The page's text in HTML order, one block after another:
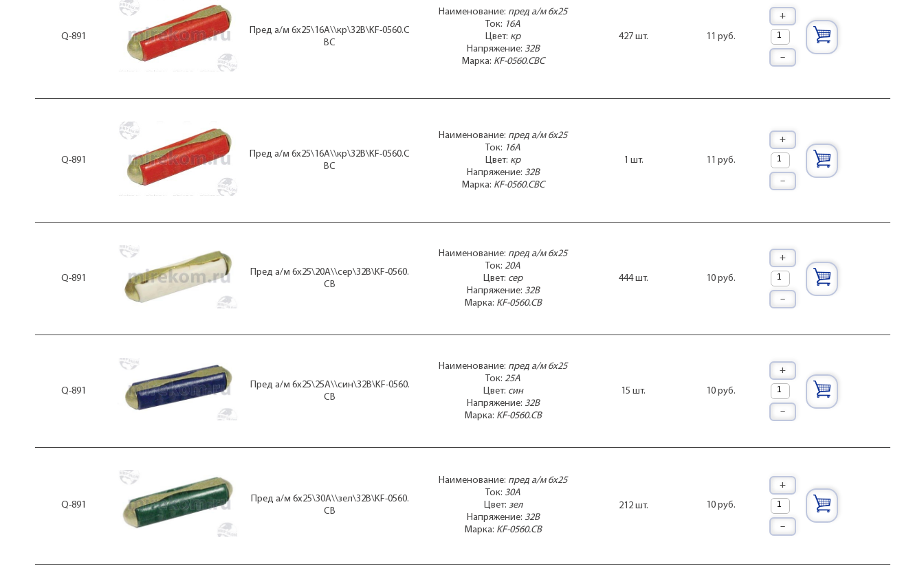
Q-891
Пред а/м 6x25\16А\\кр\32В\KF-0560.C
BC
Наименование: пред а/м 6x25
Ток: 16А
Цвет: кр
Напряжение: 32В
Марка: KF-0560.CBC
427 шт. 11 руб.
+
–
Q-891
Пред а/м 6x25\16А\\кр\32В\KF-0560.C
BC
Наименование: пред а/м 6x25
Ток: 16А
Цвет: кр
Напряжение: 32В
Марка: KF-0560.CBC
1 шт. 11 руб.
+
–
Q-891
Пред а/м 6x25\20А\\сер\32В\KF-0560.
CB
Наименование: пред а/м 6x25
Ток:20А
Цвет: сер
Напряжение: 32В
Марка: KF-0560.CB
444 шт. 10 руб.
+
–
Q-891
Пред а/м 6x25\25А\\син\32В\KF-0560.
CB
Наименование: пред а/м 6x25
Ток:25А
Цвет: син
Напряжение: 32В
Марка: KF-0560.CB
15 шт. 10 руб.
+
–
Q-891
Пред а/м 6x25\30А\\зел\32В\KF-0560.
CB
Наименование: пред а/м 6x25
Ток: 30А
Цвет: зел
Напряжение: 32В
Марка: KF-0560.CB
212 шт. 10 руб.
+
–